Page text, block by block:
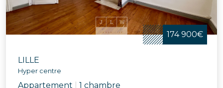
174 900€
LILLE
Hyper centre
Appartement 1 chambre